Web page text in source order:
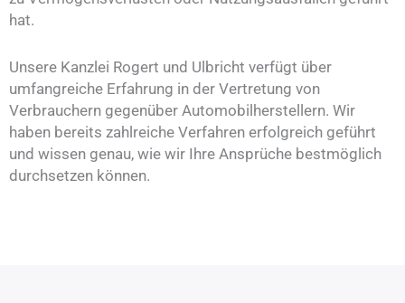
hat.
Unsere Kanzlei Rogert und Ulbricht verfügt über
umfangreiche Erfahrung in der Vertretung von
Verbrauchern gegenüber Automobilherstellern. Wir
haben bereits zahlreiche Verfahren erfolgreich geführt
und wissen genau, wie wir Ihre Ansprüche bestmöglich
durchsetzen können.